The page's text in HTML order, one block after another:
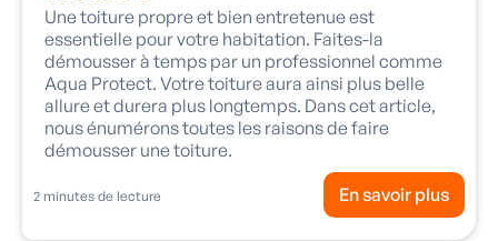
Une toiture propre et bien entretenue est
essentielle pour votre habitation. Faites-la
démousser à temps par un professionnel comme
Aqua Protect. Votre toiture aura ainsi plus belle
allure et durera plus longtemps. Dans cet article,
nous énumérons toutes les raisons de faire
démousser une toiture.
2 minutes de lecture En savoir plus